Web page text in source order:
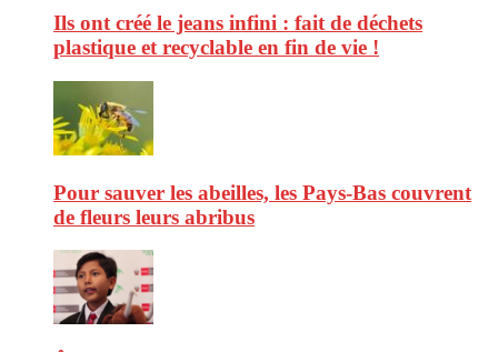
Ils ont créé le jeans infini : fait de déchets
plastique et recyclable en fin de vie !
Pour sauver les abeilles, les Pays-Bas couvrent
de fleurs leurs abribus